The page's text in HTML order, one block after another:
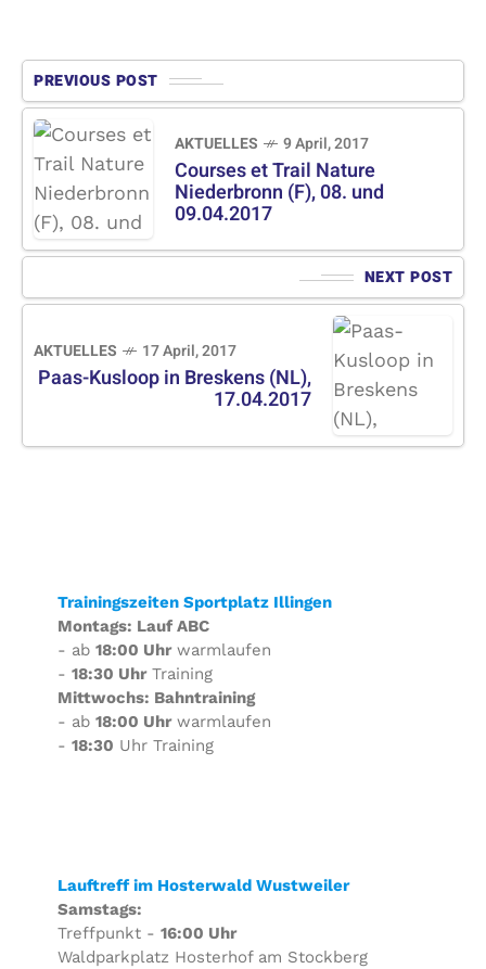
PREVIOUS POST
AKTUELLES 9 April, 2017
Courses et Trail Nature
Niederbronn (F), 08. und
09.04.2017
NEXT POST
AKTUELLES 17 April, 2017
Paas-Kusloop in Breskens (NL),
17.04.2017
Trainingszeiten Sportplatz Illingen
Montags: Lauf ABC
- ab 18:00 Uhrwarmlaufen
- 18:30 UhrTraining
Mittwochs: Bahntraining
- ab 18:00 Uhrwarmlaufen
- 18:30 Uhr Training
Lauftreff im Hosterwald Wustweiler
Samstags:
Treffpunkt - 16:00 Uhr
Waldparkplatz Hosterhof am Stockberg